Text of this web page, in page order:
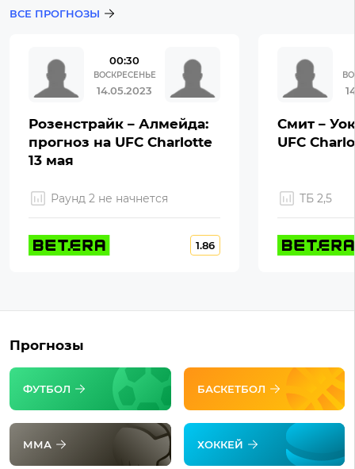
ВСЕ ПРОГНОЗЫ
00:30
ВОСКРЕСЕНЬЕ
14.05.2023
Розенстрайк – Алмейда:
прогноз на UFC Charlotte
13 мая
Раунд 2 не начнется
1.86
Смит –
UFC
ТБ 2,5
Прогнозы
ФУТБОЛ БАСКЕТБОЛ
ММА ХОККЕЙ